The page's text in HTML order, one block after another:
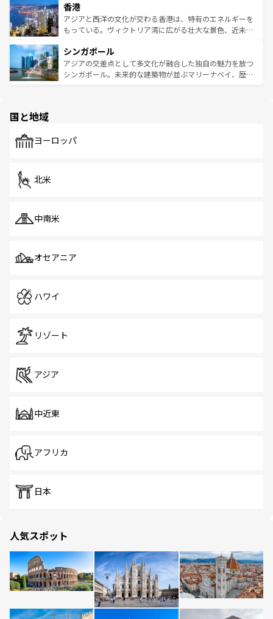
とつ。フォーやバインミー、ベトナムコーヒーなどは、ぜ
ひ現地で味わいたい。どの地域を訪れてもあたたかい人々
が旅行者を迎えてくれるので、きっと忘れられない旅にな
参照してほしい。
の活気が交差している。北部ではチェンマイなどの山岳地
帯で自然と触れ合い、南部ではプーケットやクラビの美し
いビーチでリゾート気分を楽しむことができる。タイ料理
激する。気候は一年中温暖で、どの季節にも異なる楽しみ
が待っている。親しみやすいタイの人々、仏教を中心とし
た文化、そして多様な観光資源が、訪れる旅人を魅了し続
香港
アジアと西洋の文化が交わる香港は、特有のエネルギーを
もっている。ヴィクトリア湾に広がる壮大な景色、近未来
み、どこを訪れても感動するはず。観光スポットが密集し
ており、効率よく見どころを回れるのも魅力。息をのむよ
うな絶景から文化的な体験まで、香港を存分に楽しみ尽く
シンガポール
アジアの交差点として多文化が融合した独自の魅力を放つ
シンガポール。未来的な建築物が並ぶマリーナベイ、歴史
で、ホーカーズは地元の風情を楽しめる外せないスポット
国と地域
ヨーロッパ
北米
中南米
オセアニア
ハワイ
リゾート
アジア
中近東
アフリカ
日本
人気スポット